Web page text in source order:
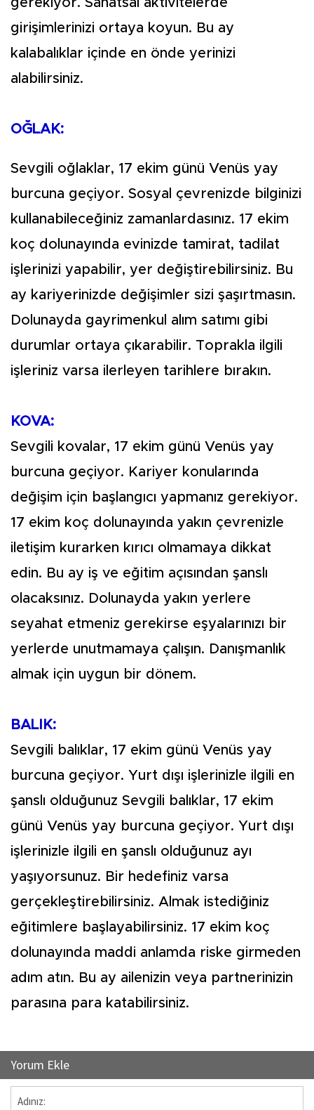
gerekiyor. Sanatsal aktivitelerde
girişimlerinizi ortaya koyun. Bu ay
kalabalıklar içinde en önde yerinizi
alabilirsiniz.
OĞLAK:
Sevgili oğlaklar, 17 ekim günü Venüs yay
burcuna geçiyor. Sosyal çevrenizde bilginizi
kullanabileceğiniz zamanlardasınız. 17 ekim
koç dolunayında evinizde tamirat, tadilat
işlerinizi yapabilir, yer değiştirebilirsiniz. Bu
ay kariyerinizde değişimler sizi şaşırtmasın.
Dolunayda gayrimenkul alım satımı gibi
durumlar ortaya çıkarabilir. Toprakla ilgili
işleriniz varsa ilerleyen tarihlere bırakın.
KOVA:
Sevgili kovalar, 17 ekim günü Venüs yay
burcuna geçiyor. Kariyer konularında
değişim için başlangıcı yapmanız gerekiyor.
17 ekim koç dolunayında yakın çevrenizle
iletişim kurarken kırıcı olmamaya dikkat
edin. Bu ay iş ve eğitim açısından şanslı
olacaksınız. Dolunayda yakın yerlere
seyahat etmeniz gerekirse eşyalarınızı bir
yerlerde unutmamaya çalışın. Danışmanlık
almak için uygun bir dönem.
BALIK:
Sevgili balıklar, 17 ekim günü Venüs yay
burcuna geçiyor. Yurt dışı işlerinizle ilgili en
şanslı olduğunuz Sevgili balıklar, 17 ekim
günü Venüs yay burcuna geçiyor. Yurt dışı
işlerinizle ilgili en şanslı olduğunuz ayı
yaşıyorsunuz. Bir hedefiniz varsa
gerçekleştirebilirsiniz. Almak istediğiniz
eğitimlere başlayabilirsiniz. 17 ekim koç
dolunayında maddi anlamda riske girmeden
adım atın. Bu ay ailenizin veya partnerinizin
parasına para katabilirsiniz.
Yorum Ekle